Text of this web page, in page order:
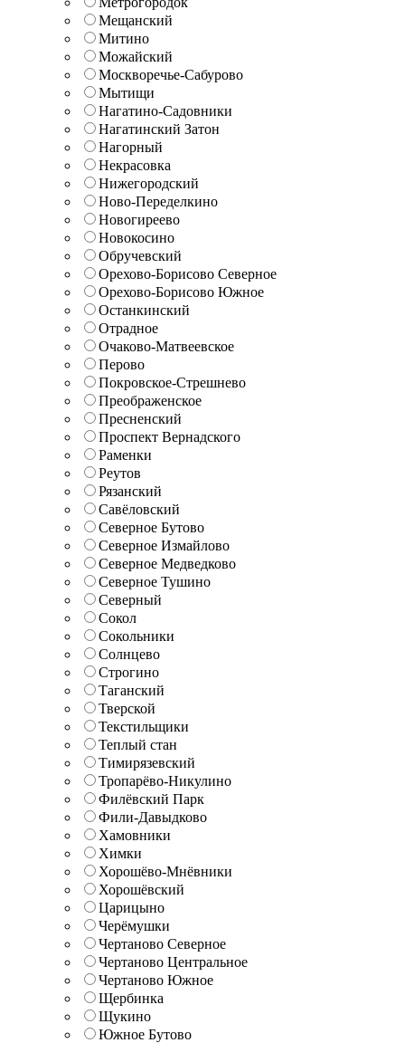
Мещанский
Митино
Можайский
Москворечье-Сабурово
Мытищи
Нагатино-Садовники
Нагатинский Затон
Нагорный
Некрасовка
Нижегородский
Ново-Переделкино
Новогиреево
Новокосино
Обручевский
Орехово-Борисово Северное
Орехово-Борисово Южное
Останкинский
Отрадное
Очаково-Матвеевское
Перово
Покровское-Стрешнево
Преображенское
Пресненский
Проспект Вернадского
Раменки
Реутов
Рязанский
Савёловский
Северное Бутово
Северное Измайлово
Северное Медведково
Северное Тушино
Северный
Сокол
Сокольники
Солнцево
Строгино
Таганский
Тверской
Текстильщики
Теплый стан
Тимирязевский
Тропарёво-Никулино
Филёвский Парк
Фили-Давыдково
Хамовники
Химки
Хорошёво-Мнёвники
Хорошёвский
Царицыно
Черёмушки
Чертаново Северное
Чертаново Центральное
Чертаново Южное
Щербинка
Щукино
Южное Бутово